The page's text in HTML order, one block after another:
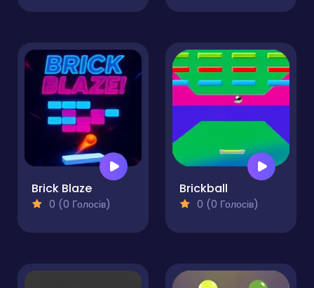
Brick Blaze
0 (0 Голосів)
Brickball
0 (0 Голосів)